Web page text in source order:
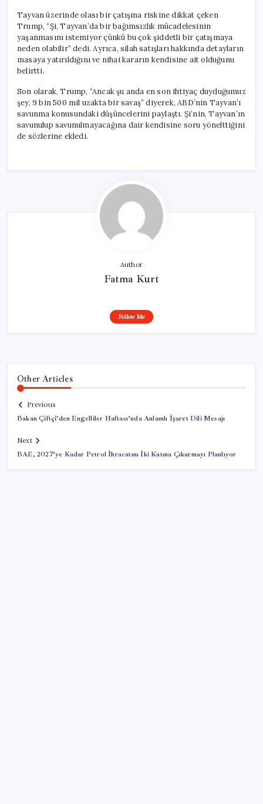
Tayvan üzerinde olası bir çatışma riskine dikkat çeken
Trump, “Şi, Tayvan’da bir bağımsızlık mücadelesinin
yaşanmasını istemiyor çünkü bu çok şiddetli bir çatışmaya
neden olabilir” dedi. Ayrıca, silah satışları hakkında detayların
masaya yatırıldığını ve nihai kararın kendisine ait olduğunu
belirtti.
Son olarak, Trump, “Ancak şu anda en son ihtiyaç duyduğumuz
şey, 9 bin 500 mil uzakta bir savaş” diyerek, ABD’nin Tayvan’ı
savunma konusundaki düşüncelerini paylaştı. Şi’nin, Tayvan’ın
savunulup savunulmayacağına dair kendisine soru yönelttiğini
de sözlerine ekledi.
Author
Fatma Kurt
Follow Me
Other Articles
Previous
Bakan Çiftçi’den Engelliler Haftası’nda Anlamlı İşaret Dili Mesajı
Next
BAE, 2027’ye Kadar Petrol İhracatını İki Katına Çıkarmayı Planlıyor